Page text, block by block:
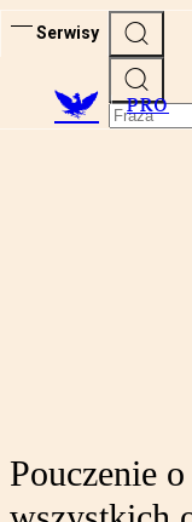
Serwisy
PRO
Pouczenie